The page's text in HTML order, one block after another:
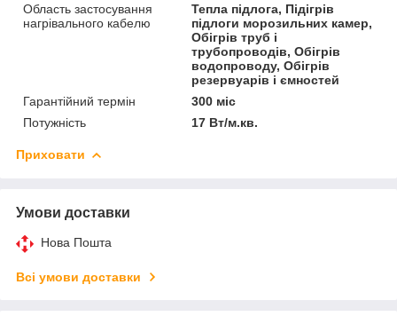
Область застосування
нагрівального кабелю
Тепла підлога, Підігрів
підлоги морозильних камер,
Обігрів труб і
трубопроводів, Обігрів
водопроводу, Обігрів
резервуарів і ємностей
Гарантійний термін
300 міс
Потужність
17 Вт/м.кв.
Приховати
Умови доставки
Нова Пошта
Всі умови доставки